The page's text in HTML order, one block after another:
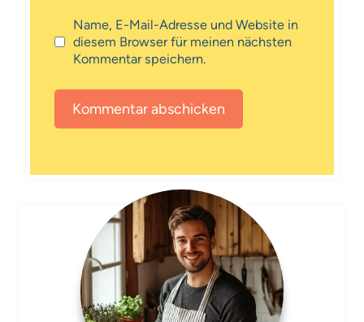
Name, E-Mail-Adresse und Website in
diesem Browser für meinen nächsten
Kommentar speichern.